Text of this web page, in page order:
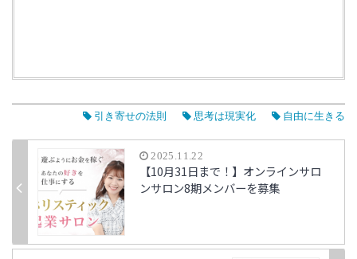
引き寄せの法則 思考は現実化 自由に生きる
2025.11.22
【10月31日まで！】オンラインサロ
ンサロン8期メンバーを募集